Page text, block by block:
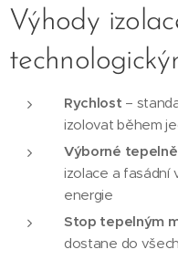
Výhody
Rychlost –
izolovat během
Výborné
izolace a fasádní
energie
Stop tepelným
dostane do